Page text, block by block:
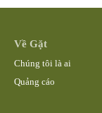
Về Gặt
Chúng tôi là ai
Quảng cáo